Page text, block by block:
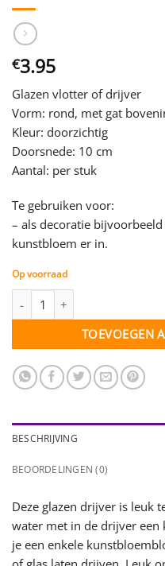
€3.95
Glazen vlotter of drijver
Vorm: rond, met gat
Kleur: doorzichtig
Doorsnede: 10 cm
Aantal: per stuk
Te gebruiken voor:
– als decoratie
kunstbloem er in.
Op voorraad
TOEVOEGEN
BESCHRIJVING
BEOORDELINGEN (0)
Deze glazen drijver is leuk
water met in de drijver een
je een enkele